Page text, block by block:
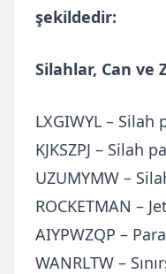
şekildedir:
Silahlar, Can ve
LXGIWYL –
KJKSZPJ – Silah
UZUMYMW –
ROCKETMAN –
AIYPWZQP –
WANRLTW –